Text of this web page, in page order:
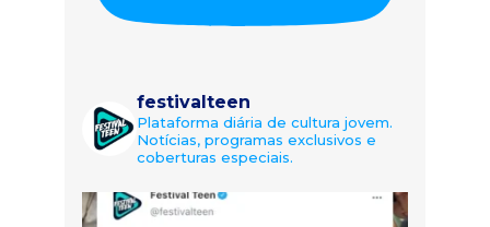
festivalteen
Plataforma diária de cultura jovem.
Notícias, programas exclusivos e
coberturas especiais.